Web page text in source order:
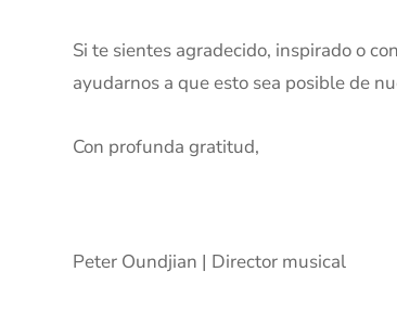
Si te sientes agradecido, inspirado o
ayudarnos a que esto sea posible de
Con profunda gratitud,
Peter Oundjian | Director musical